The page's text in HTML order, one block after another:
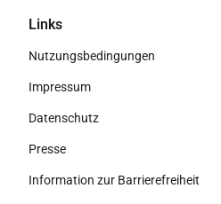
Links
Nutzungsbedingungen
Impressum
Datenschutz
Presse
Information zur Barrierefreiheit